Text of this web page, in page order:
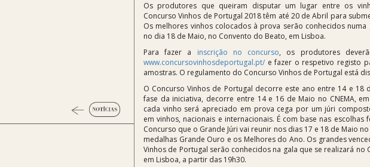
Os produtores que queiram disputar um lugar entre os
Concurso Vinhos de Portugal 2018 têm até 20 de Abril para
Os melhores vinhos colocados à prova serão conhecidos
no dia 18 de Maio, no Convento do Beato, em Lisboa.
Para fazer a inscrição no concurso, os produtores
www.concursovinhosdeportugal.pt/ e fazer o respetivo registo
amostras. O regulamento do Concurso Vinhos de Portugal está
O Concurso Vinhos de Portugal decorre este ano entre 14 e 18
fase da iniciativa, decorre entre 14 e 16 de Maio no CNEMA,
cada vinho será apreciado em prova cega por um júri
em vinhos, nacionais e internacionais. É com base nas escolhas
Concurso que o Grande Júri vai reunir nos dias 17 e 18 de Maio
medalhas Grande Ouro e os Melhores do Ano. Os grandes
Vinhos de Portugal serão conhecidos na gala que se realizará no
em Lisboa, a partir das 19h30.